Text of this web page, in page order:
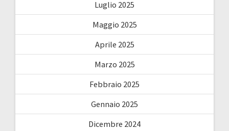
Luglio 2025
Maggio 2025
Aprile 2025
Marzo 2025
Febbraio 2025
Gennaio 2025
Dicembre 2024